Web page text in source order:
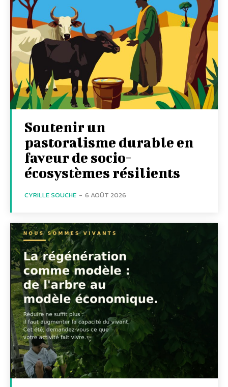
Soutenir un
pastoralisme durable en
faveur de socio-
écosystèmes résilients
CYRILLE SOUCHE - 6 AOÛT 2026